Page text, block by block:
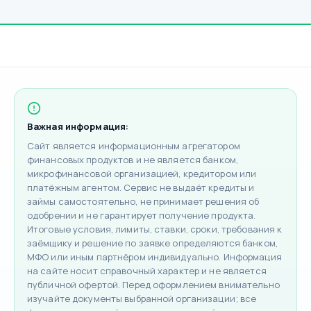
Важная информация:
Сайт является информационным агрегатором
финансовых продуктов и не является банком,
микрофинансовой организацией, кредитором или
платёжным агентом. Сервис не выдаёт кредиты и
займы самостоятельно, не принимает решения об
одобрении и не гарантирует получение продукта.
Итоговые условия, лимиты, ставки, сроки, требования к
заёмщику и решение по заявке определяются банком,
МФО или иным партнёром индивидуально. Информация
на сайте носит справочный характер и не является
публичной офертой. Перед оформлением внимательно
изучайте документы выбранной организации; все